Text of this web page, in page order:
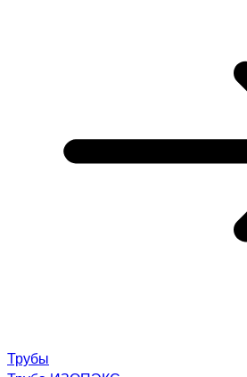
Трубы